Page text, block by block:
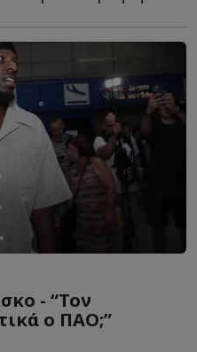
- “Τον
ο ΠΑΟ;”